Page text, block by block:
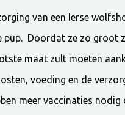
van een Ierse
Doordat ze zo groot
maat zult moeten
voeding en de
meer vaccinaties nodig